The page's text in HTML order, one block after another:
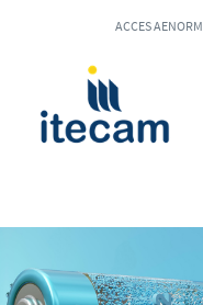
ACCES